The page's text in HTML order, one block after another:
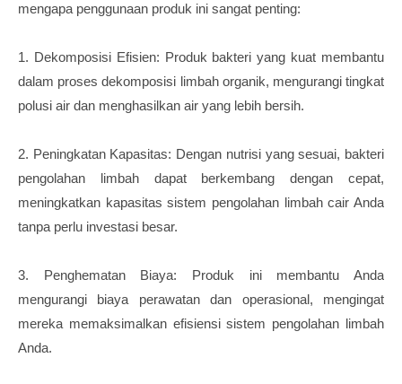
mengapa penggunaan produk ini sangat penting:
1. Dekomposisi Efisien: Produk bakteri yang kuat membantu
dalam proses dekomposisi limbah organik, mengurangi tingkat
polusi air dan menghasilkan air yang lebih bersih.
2. Peningkatan Kapasitas: Dengan nutrisi yang sesuai, bakteri
pengolahan limbah dapat berkembang dengan cepat,
meningkatkan kapasitas sistem pengolahan limbah cair Anda
tanpa perlu investasi besar.
3. Penghematan Biaya: Produk ini membantu Anda
mengurangi biaya perawatan dan operasional, mengingat
mereka memaksimalkan efisiensi sistem pengolahan limbah
Anda.